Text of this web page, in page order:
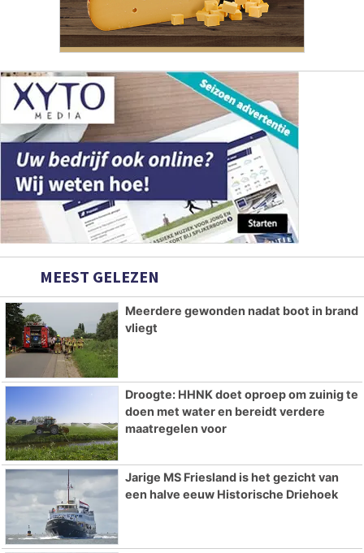
MEEST GELEZEN
Meerdere gewonden nadat boot in brand
vliegt
Droogte: HHNK doet oproep om zuinig te
doen met water en bereidt verdere
maatregelen voor
Jarige MS Friesland is het gezicht van
een halve eeuw Historische Driehoek